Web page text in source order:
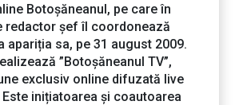
Botoșăneanul, pe care în
redactor șef îl coordonează
apariția sa, pe 31 august 2009.
”Botoșăneanul TV”,
exclusiv online difuzată live
inițiatoarea și coautoarea